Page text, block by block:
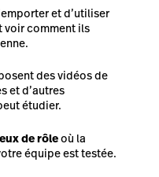
et d’utiliser
voir comment ils
des vidéos de
et d’autres
étudier.
de rôleoù la
équipe est testée.